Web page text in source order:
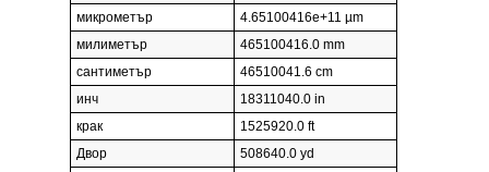
микрометър
4.65100416e+11 µm
милиметър
465100416.0 mm
сантиметър
46510041.6 cm
инч
18311040.0 in
крак
1525920.0 ft
Двор
508640.0 yd